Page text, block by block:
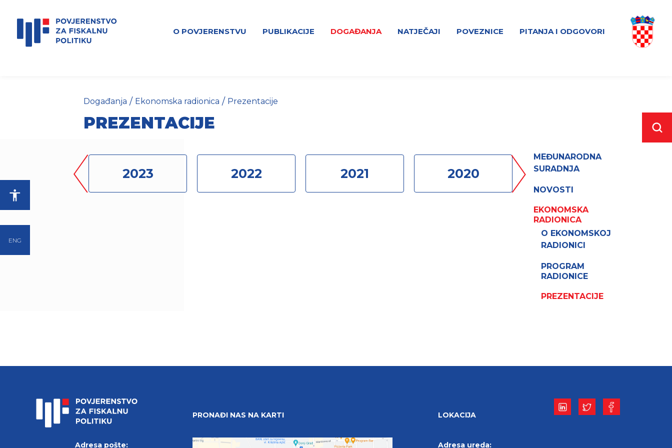
O POVJERENSTVU PUBLIKACIJE DOGAĐANJA NATJEČAJI POVEZNICE PITANJA I ODGOVORI
ENG
Događanja / Ekonomska radionica / Prezentacije
PREZENTACIJE
2023 2022 2021 2020 2019
MEĐUNARODNA
SURADNJA
NOVOSTI
EKONOMSKA
RADIONICA
O EKONOMSKOJ
RADIONICI
PROGRAM
RADIONICE
PREZENTACIJE
Adresa pošte:
PRONAĐI NAS NA KARTI LOKACIJA
Adresa ureda: